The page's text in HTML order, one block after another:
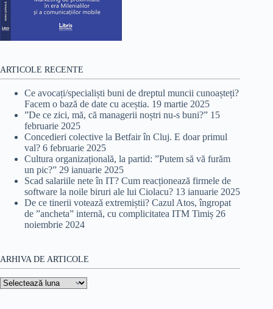
ARTICOLE RECENTE
Ce avocați/specialiști buni de dreptul muncii cunoașteți?
Facem o bază de date cu aceștia. 19 martie 2025
”De ce zici, mă, că managerii noștri nu-s buni?” 15
februarie 2025
Concedieri colective la Betfair în Cluj. E doar primul
val? 6 februarie 2025
Cultura organizațională, la partid: ”Putem să vă furăm
un pic?” 29 ianuarie 2025
Scad salariile nete în IT? Cum reacționează firmele de
software la noile biruri ale lui Ciolacu? 13 ianuarie 2025
De ce tinerii votează extremiștii? Cazul Atos, îngropat
de ”ancheta” internă, cu complicitatea ITM Timiș 26
noiembrie 2024
ARHIVA DE ARTICOLE
Arhiva
de